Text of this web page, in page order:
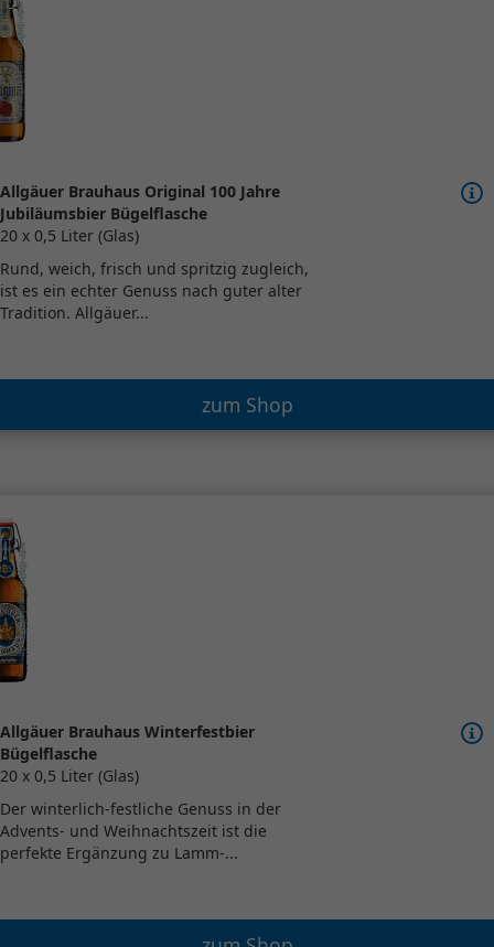
Allgäuer Brauhaus Original 100 Jahre
Jubiläumsbier Bügelflasche
20 x 0,5 Liter (Glas)
Rund, weich, frisch und spritzig zugleich,
ist es ein echter Genuss nach guter alter
Tradition. Allgäuer...
zum Shop
Allgäuer Brauhaus Winterfestbier
Bügelflasche
20 x 0,5 Liter (Glas)
Der winterlich-festliche Genuss in der
Advents- und Weihnachtszeit ist die
perfekte Ergänzung zu Lamm-...